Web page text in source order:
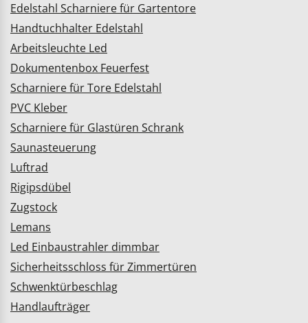
Edelstahl Scharniere für Gartentore
Handtuchhalter Edelstahl
Arbeitsleuchte Led
Dokumentenbox Feuerfest
Scharniere für Tore Edelstahl
PVC Kleber
Scharniere für Glastüren Schrank
Saunasteuerung
Luftrad
Rigipsdübel
Zugstock
Lemans
Led Einbaustrahler dimmbar
Sicherheitsschloss für Zimmertüren
Schwenktürbeschlag
Handlaufträger